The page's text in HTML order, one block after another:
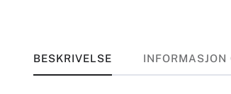
BESKRIVELSE INFORMASJON